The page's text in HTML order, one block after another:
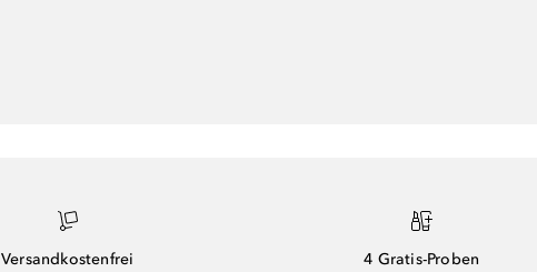
Versandkostenfrei
4 Gratis-Proben